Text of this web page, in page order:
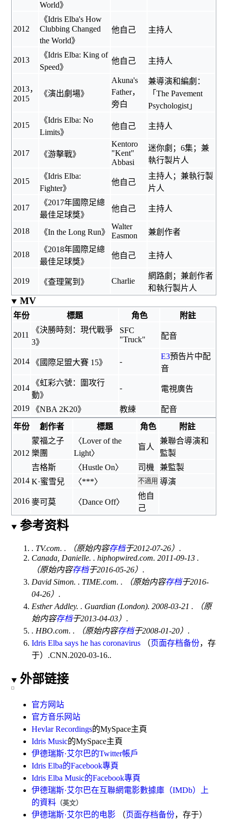
World》
2012
《Idris Elba's How
Clubbing Changed
the World》
他自己 主持人
2013
《Idris Elba: King of
Speed》
他自己 主持人
2013，
2015
《演出劇場》
Akuna's
Father，
旁白
兼導演和編劇：
「The Pavement
Psychologist」
2015
《Idris Elba: No
Limits》
他自己 主持人
2017 《游擊戰》
Kentoro
"Kent"
Abbasi
迷你劇；6集；兼
執行製片人
2015
《Idris Elba:
Fighter》
他自己
主持人；兼執行製
片人
2017
《2017年國際足總
最佳足球獎》
他自己 主持人
2018 《In the Long Run》
Walter
Easmon
兼創作者
2018
《2018年國際足總
最佳足球獎》
他自己 主持人
2019 《查理駕到 》 Charlie
網路劇；兼創作者
和執行製片人
MV
年份 標題 角色 附註
2011
《決勝時刻：現代戰爭
3》
SFC
"Truck"
配音
2014 《 國際足盟大賽 15》 -
E3預告片中配
音
2014
《虹彩六號：圍攻行
動》
- 電視廣告
2019 《NBA 2K20》 教練
配音
年份
創作者 標題 角色 附註
2012
蒙福之子
樂團
〈Lover of the
Light〉
盲人
兼聯合導演和
監製
吉格斯
〈Hustle On〉 司機
兼監製
2014 K·蜜雪兒 〈***〉 不適用 導演
2016 麥可莫 〈Dance Off〉
他自
己
参考资料
. TV.com.. （原始内容存档于2012-07-26）.
Canada, Danielle.. hiphopwired.com. 2011-09-13.
（原始内容存档于2016-05-26）.
David Simon.. TIME.com.. （原始内容存档于2016-
04-26）.
Esther Addley.. Guardian (London). 2008-03-21. （原
始内容存档于2013-04-03）.
. HBO.com.. （原始内容存档于2008-01-20）.
Idris Elba says he has coronavirus
（页面存档备份，存
于） .CNN.2020-03-16..
外部链接
官方网站
官方音乐网站
Hevlar Recordings的MySpace主頁
Idris Music的MySpace主頁
伊德瑞斯·艾尔巴的Twitter帳戶
Idris Elba的Facebook專頁
Idris Elba Music的Facebook專頁
伊德瑞斯·艾尔巴在互聯網電影數據庫（IMDb）上
的資料 （英文）
伊德瑞斯·艾尔巴的电影 （页面存档备份，存于）